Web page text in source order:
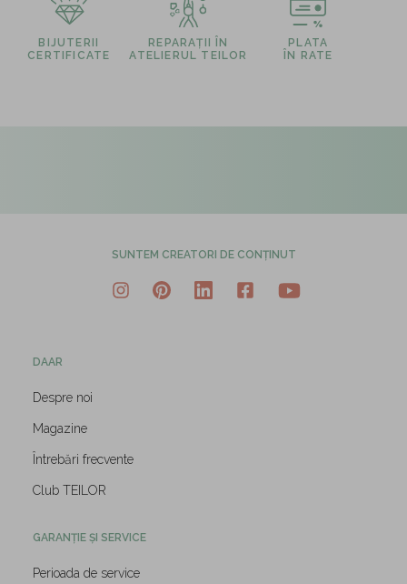
BIJUTERII
CERTIFICATE
REPARAȚII ÎN
ATELIERUL TEILOR
PLATA
ÎN RATE
SUNTEM CREATORI DE CONȚINUT
DAAR
Despre noi
Magazine
Întrebări frecvente
Club TEILOR
GARANȚIE ȘI SERVICE
Perioada de service